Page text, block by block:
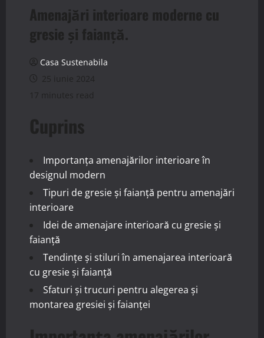
Amenajări interioare moderne cu
gresie și faianță.
Casa Sustenabila
25 iunie 2024
17 minutes read
Cuprins
Importanța amenajărilor interioare în
designul modern
Tipuri de gresie și faianță pentru amenajări
interioare
Idei de amenajare interioară cu gresie și
faianță
Tendințe și stiluri în amenajarea interioară
cu gresie și faianță
Sfaturi și trucuri pentru alegerea și
montarea gresiei și faianței